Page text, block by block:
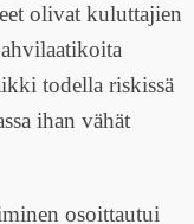
olivat kuluttajien
todella riskissä
ihan vähät
osoittautui